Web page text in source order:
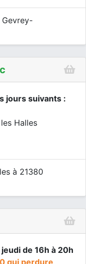
Gevrey-
jours suivants :
Halles
à 21380
de 16h à 20h
qui perdure